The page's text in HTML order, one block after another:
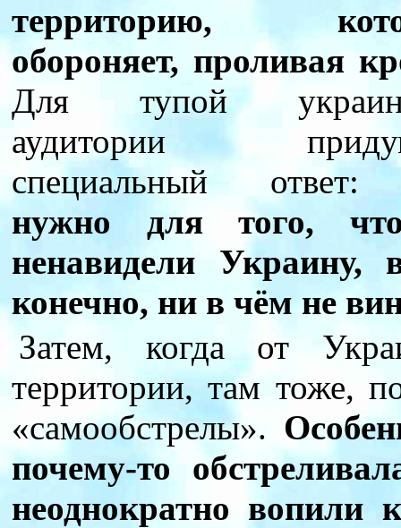
территорию,
обороняет, проливая
Для тупой
аудитории
специальный
нужно для того,
ненавидели
конечно, ни в чём не
Затем, когда от
территории, там тоже,
«самообстрелы».
почему-то
неоднократно вопили